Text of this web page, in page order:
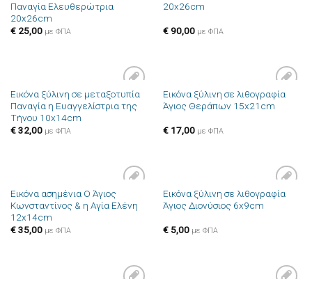
στην λίστα
Παναγία Ελευθερώτρια
20x26cm
€25,00 με ΦΠΑ
20x26cm
€90,00 με ΦΠΑ
Πρόσθήκη
στην λίστα
Εικόνα ξύλινη σε μεταξοτυπία
Παναγία η Ευαγγελίστρια της
Τήνου 10x14cm
€32,00 με ΦΠΑ
Πρόσθήκη
στην λίστα
Εικόνα ξύλινη σε λιθογραφία
Άγιος Θεράπων 15x21cm
€17,00 με ΦΠΑ
Πρόσθήκη
στην λίστα
Εικόνα ασημένια Ο Άγιος
Κωνσταντίνος & η Αγία Ελένη
12x14cm
€35,00 με ΦΠΑ
Πρόσθήκη
στην λίστα
Εικόνα ξύλινη σε λιθογραφία
Άγιος Διονύσιος 6x9cm
€5,00 με ΦΠΑ